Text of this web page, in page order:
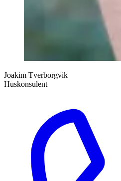
Joakim Tverborgvik
Huskonsulent